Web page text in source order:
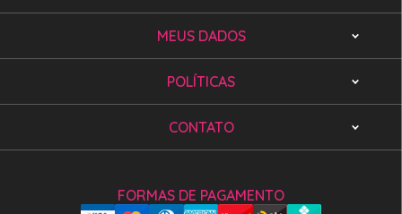
MEUS DADOS
POLÍTICAS
CONTATO
FORMAS DE PAGAMENTO